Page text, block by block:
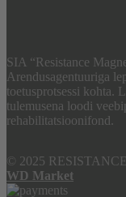
SIA “Resistance
Arendusagentuuriga
toetusprotsessi kohta.
tulemusena loodi
rehabilitatsioonifond.
© 2025
WD Market